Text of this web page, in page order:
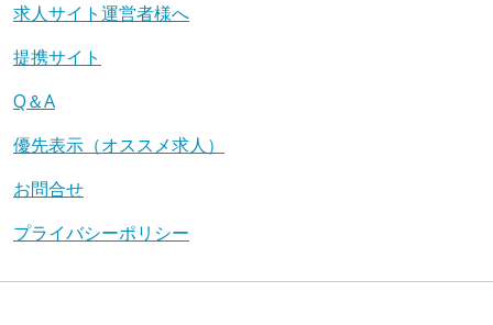
求人サイト運営者様へ
提携サイト
Q＆A
優先表示（オススメ求人）
お問合せ
プライバシーポリシー